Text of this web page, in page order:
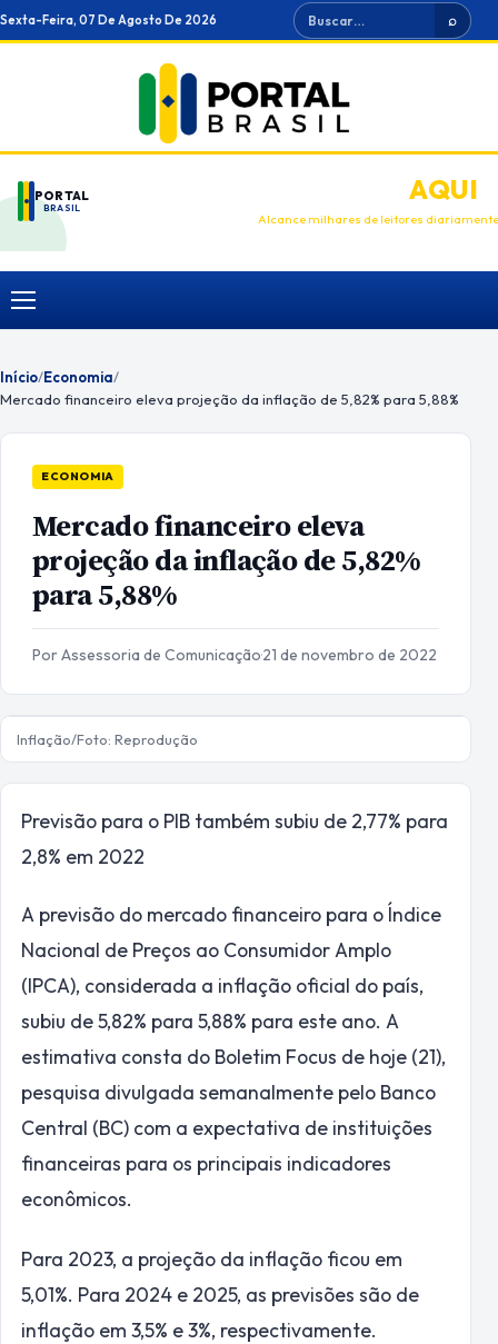
Ir
para
Sexta-Feira, 07 De Agosto De 2026 Buscar ⌕
PORTAL
BRASIL
ANUNCIEAQUI
Alcance milhares de leitores diariamente
Menu
Início/Economia/
Mercado financeiro eleva projeção da inflação de 5,82% para 5,88%
ECONOMIA
Mercado financeiro eleva
projeção da inflação de 5,82%
para 5,88%
Por Assessoria de Comunicação·21 de novembro de 2022
Inflação/Foto: Reprodução
Previsão para o PIB também subiu de 2,77% para
2,8% em 2022
A previsão do mercado financeiro para o Índice
Nacional de Preços ao Consumidor Amplo
(IPCA), considerada a inflação oficial do país,
subiu de 5,82% para 5,88% para este ano. A
estimativa consta do Boletim Focus de hoje (21),
pesquisa divulgada semanalmente pelo Banco
Central (BC) com a expectativa de instituições
financeiras para os principais indicadores
econômicos.
Para 2023, a projeção da inflação ficou em
5,01%. Para 2024 e 2025, as previsões são de
inflação em 3,5% e 3%, respectivamente.